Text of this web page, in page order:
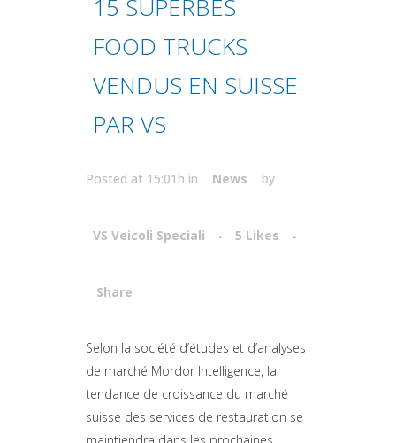
15 SUPERBES
FOOD TRUCKS
VENDUS EN SUISSE
PAR VS
Posted at 15:01h in News by
VS Veicoli Speciali 5 Likes
Share
Attiva comando
Selon la société d’études et d’analyses
de marché Mordor Intelligence, la
tendance de croissance du marché
suisse des services de restauration se